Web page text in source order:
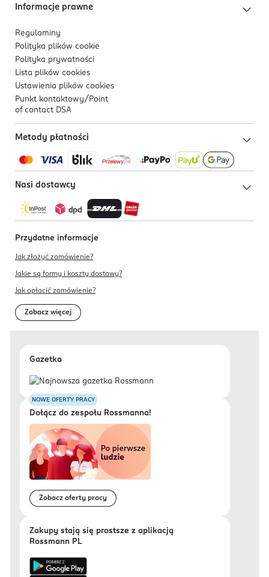
Informacje prawne
Regulaminy
Polityka plików cookie
Polityka prywatności
Lista plików cookies
Ustawienia plików cookies
Punkt kontaktowy/ Point
of contact DSA
Metody płatności
Nasi dostawcy
Przydatne informacje
Jak złożyć zamówienie?
Jakie są formy i koszty dostawy?
Jak opłacić zamówienie?
Zobacz więcej
Gazetka
NOWE OFERTY PRACY
Dołącz do zespołu Rossmanna!
Zobacz oferty pracy
Zakupy stają się prostsze z aplikacją
Rossmann PL